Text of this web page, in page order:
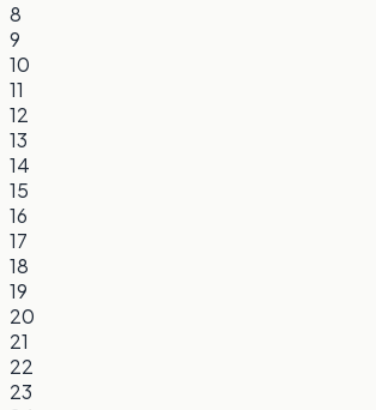
8
9
10
11
12
13
14
15
16
17
18
19
20
21
22
23